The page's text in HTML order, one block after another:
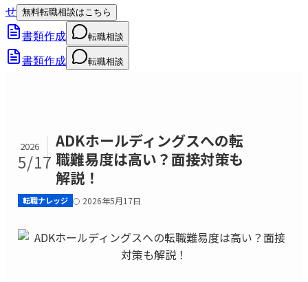
せ 無料転職相談はこちら
書類作成 転職相談
書類作成 転職相談
2026
5/17
ADKホールディングスへの転
職難易度は高い？面接対策も
解説！
転職ナレッジ 2026年5月17日